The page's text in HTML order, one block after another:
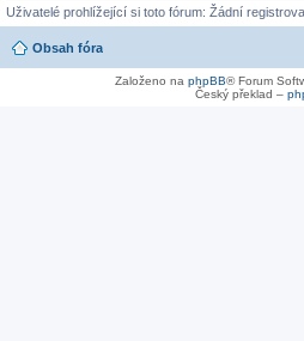
Uživatelé prohlížející si toto fórum: Žádní
Obsah fóra
Založeno na phpBB® Forum
Český překlad –